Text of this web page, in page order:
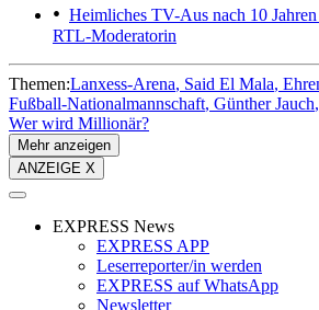
Heimliches TV-Aus nach 10 Jahren
RTL-Moderatorin
Themen:Lanxess-Arena Said El Mala
Fußball-Nationalmannschaft Günther Jauch
Wer wird Millionär?
Mehr anzeigen
ANZEIGE X
EXPRESS News
EXPRESS APP
Leserreporter/in werden
EXPRESS auf WhatsApp
Newsletter